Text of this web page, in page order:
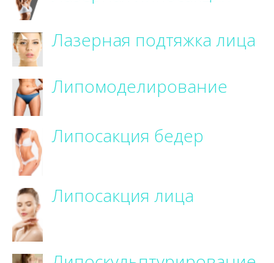
Лазерная подтяжка лица
Липомоделирование
Липосакция бедер
Липосакция лица